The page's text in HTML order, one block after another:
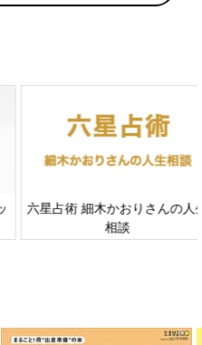
」
に安すぎ！」と絶賛するの
のメロウが今っぽく、オシャ
なので子どもも動きやすく、
いい！394円のアイス
六星占術 細木かおりさんの人生
相談